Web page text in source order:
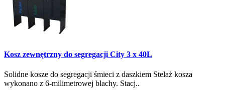
Kosz zewnętrzny do segregacji City 3 x 40L
Solidne kosze do segregacji śmieci z daszkiem Stelaż kosza
wykonano z 6-milimetrowej blachy. Stacj..